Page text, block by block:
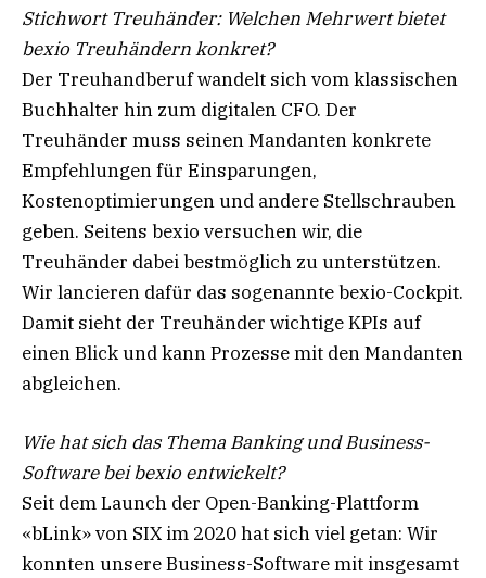
Stichwort Treuhänder: Welchen Mehrwert bietet
bexio Treuhändern konkret?
Der Treuhandberuf wandelt sich vom klassischen
Buchhalter hin zum digitalen CFO. Der
Treuhänder muss seinen Mandanten konkrete
Empfehlungen für Einsparungen,
Kostenoptimierungen und andere Stellschrauben
geben. Seitens bexio versuchen wir, die
Treuhänder dabei bestmöglich zu unterstützen.
Wir lancieren dafür das sogenannte bexio-Cockpit.
Damit sieht der Treuhänder wichtige KPIs auf
einen Blick und kann Prozesse mit den Mandanten
abgleichen.
Wie hat sich das Thema Banking und Business-
Software bei bexio entwickelt?
Seit dem Launch der Open-Banking-Plattform
«bLink» von SIX im 2020 hat sich viel getan: Wir
konnten unsere Business-Software mit insgesamt